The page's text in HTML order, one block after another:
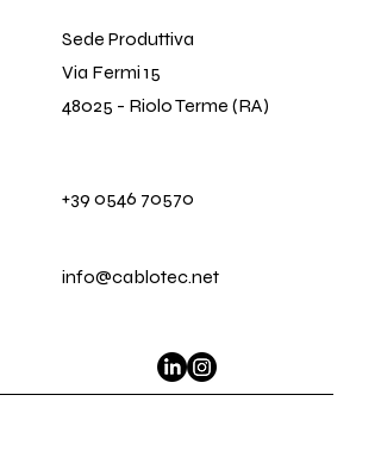
Sede Produttiva
Via Fermi 15
48025 - Riolo Terme (RA)
+39 0546 70570
info@cablotec.net